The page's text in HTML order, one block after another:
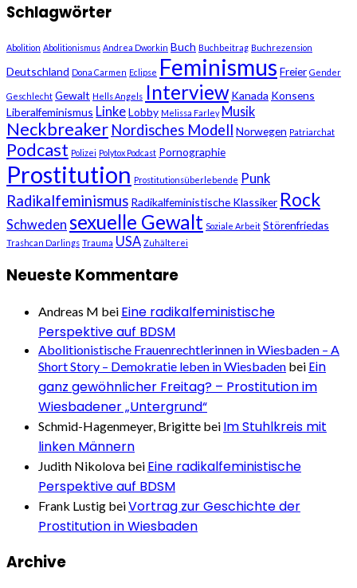
Schlagwörter
Abolition Abolitionismus Andrea Dworkin Buch Buchbeitrag Buchrezension
Deutschland Dona Carmen Eclipse Feminismus Freier Gender
Geschlecht Gewalt Hells Angels Interview Kanada Konsens
Liberalfeminismus LinkeLobby Melissa Farley Musik
Neckbreaker Nordisches Modell Norwegen Patriarchat
Podcast Polizei Polytox Podcast Pornographie
Prostitution Prostitutionsüberlebende Punk
Radikalfeminismus Radikalfeministische Klassiker Rock
Schweden sexuelle Gewalt Soziale Arbeit Störenfriedas
Trashcan Darlings Trauma USA Zuhälterei
Neueste Kommentare
Andreas M bei Eine radikalfeministische
Perspektive auf BDSM
Abolitionistische Frauenrechtlerinnen in Wiesbaden – A
Short Story – Demokratie leben in Wiesbaden bei Ein
ganz gewöhnlicher Freitag? – Prostitution im
Wiesbadener „Untergrund“
Schmid-Hagenmeyer, Brigitte bei Im Stuhlkreis mit
linken Männern
Judith Nikolova bei Eine radikalfeministische
Perspektive auf BDSM
Frank Lustig beiVortrag zur Geschichte der
Prostitution in Wiesbaden
Archive